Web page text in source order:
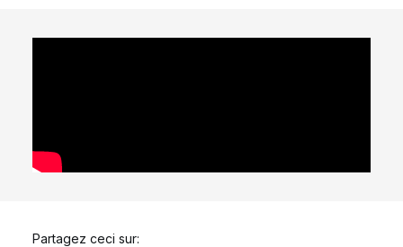
Partagez ceci sur: